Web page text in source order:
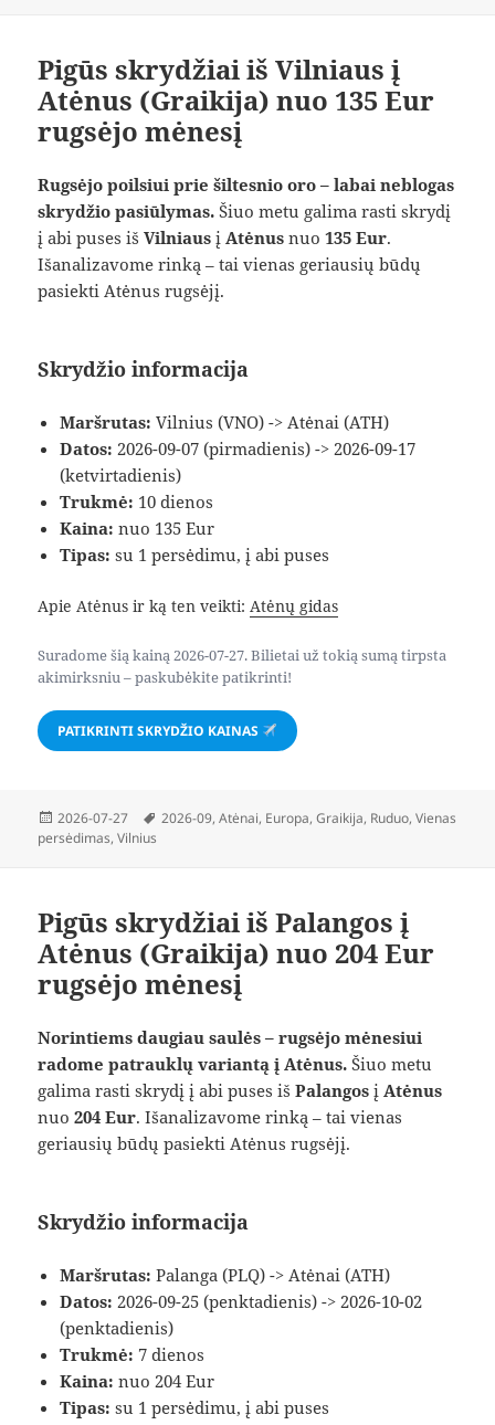
Pigūs skrydžiai iš Vilniaus į
Atėnus (Graikija) nuo 135 Eur
rugsėjo mėnesį
Rugsėjo poilsiui prie šiltesnio oro – labai neblogas
skrydžio pasiūlymas. Šiuo metu galima rasti skrydį
į abi puses išVilniaus įAtėnus nuo135 Eur.
Išanalizavome rinką – tai vienas geriausių būdų
pasiekti Atėnus rugsėjį.
Skrydžio informacija
Maršrutas: Vilnius (VNO) -> Atėnai (ATH)
Datos: 2026-09-07 (pirmadienis) -> 2026-09-17
(ketvirtadienis)
Trukmė: 10 dienos
Kaina: nuo 135 Eur
Tipas: su 1 persėdimu, į abi puses
Apie Atėnus ir ką ten veikti:Atėnų gidas
Suradome šią kainą 2026-07-27. Bilietai už tokią sumą tirpsta
akimirksniu – paskubėkite patikrinti!
PATIKRINTI SKRYDŽIO KAINAS
Paskelbta
2026-07-27 Žymos
2026-09,Atėnai, Europa,Graikija, Ruduo,Vienas
persėdimas,Vilnius
Pigūs skrydžiai iš Palangos į
Atėnus (Graikija) nuo 204 Eur
rugsėjo mėnesį
Norintiems daugiau saulės – rugsėjo mėnesiui
radome patrauklų variantą į Atėnus. Šiuo metu
galima rasti skrydį į abi puses išPalangos į Atėnus
nuo204 Eur. Išanalizavome rinką – tai vienas
geriausių būdų pasiekti Atėnus rugsėjį.
Skrydžio informacija
Maršrutas: Palanga (PLQ) -> Atėnai (ATH)
Datos: 2026-09-25 (penktadienis) -> 2026-10-02
(penktadienis)
Trukmė: 7 dienos
Kaina: nuo 204 Eur
Tipas: su 1 persėdimu, į abi puses